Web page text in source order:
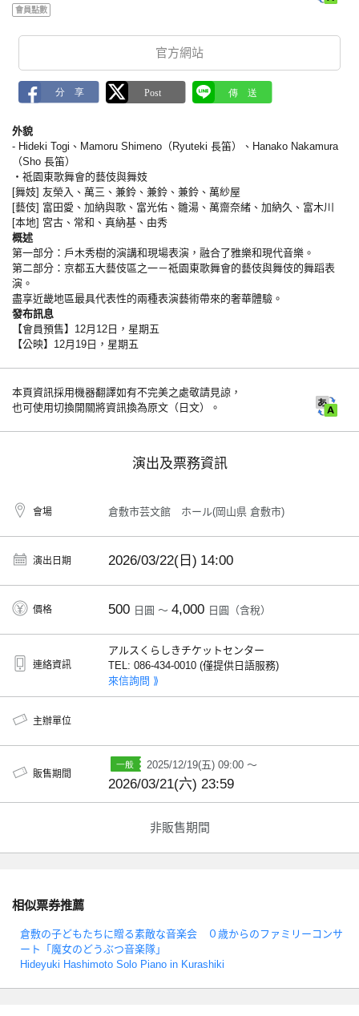
會員點數
官方網站
外貌
- Hideki Togi、Mamoru Shimeno（Ryuteki 長笛）、Hanako Nakamura
（Sho 長笛）
・祗園東歌舞會的藝伎與舞妓
[舞妓] 友榮入、萬三、兼鈴、兼鈴、兼鈴、萬紗屋
[藝伎] 富田愛、加納與歌、富光佑、雛湯、萬齋奈緒、加納久、富木川
[本地] 宮古、常和、真納基、由秀
概述
第一部分：戶木秀樹的演講和現場表演，融合了雅樂和現代音樂。
第二部分：京都五大藝伎區之一－祗園東歌舞會的藝伎與舞伎的舞蹈表
演。
盡享近畿地區最具代表性的兩種表演藝術帶來的奢華體驗。
發布訊息
【會員預售】12月12日，星期五
【公映】12月19日，星期五
本頁資訊採用機器翻譯如有不完美之處敬請見諒，
也可使用切換開關將資訊換為原文（日文）。
演出及票務資訊
會場 倉敷市芸文館 ホール(岡山県 倉敷市)
演出日期 2026/03/22(日) 14:00
價格 500 日圓 ～ 4,000 日圓（含稅）
連絡資訊
アルスくらしきチケットセンター
TEL: 086-434-0010 (僅提供日語服務)
來信詢問 ⟫
主辦單位
販售期間
2025/12/19(五) 09:00 ～
2026/03/21(六) 23:59
非販售期間
相似票券推薦
倉敷の子どもたちに贈る素敵な音楽会 ０歳からのファミリーコンサ
ート「魔女のどうぶつ音楽隊」
Hideyuki Hashimoto Solo Piano in Kurashiki